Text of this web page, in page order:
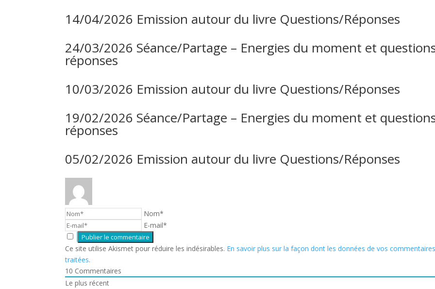
14/04/2026 Emission autour du livre Questions/Réponses
24/03/2026 Séance/Partage – Energies du moment et
réponses
10/03/2026 Emission autour du livre Questions/Réponses
19/02/2026 Séance/Partage – Energies du moment et
réponses
05/02/2026 Emission autour du livre Questions/Réponses
Nom*
E-mail*
Ce site utilise Akismet pour réduire les indésirables. En savoir plus sur la façon dont les données de vos
traitées.
10 Commentaires
Le plus récent